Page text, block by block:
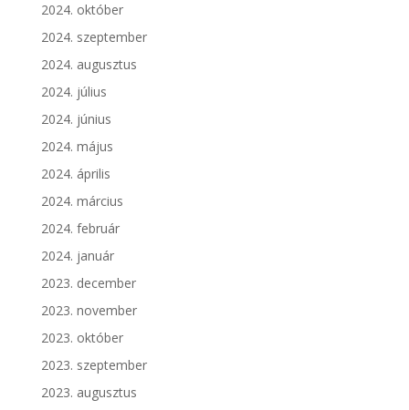
2024. október
2024. szeptember
2024. augusztus
2024. július
2024. június
2024. május
2024. április
2024. március
2024. február
2024. január
2023. december
2023. november
2023. október
2023. szeptember
2023. augusztus